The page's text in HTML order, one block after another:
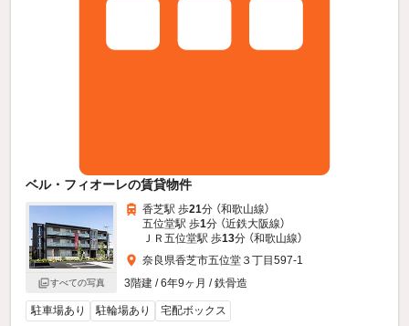
ベル・フィオーレの賃貸物件
すべての写真
香芝駅 歩21分 （和歌山線）
五位堂駅 歩1分 （近鉄大阪線）
ＪＲ五位堂駅 歩13分 （和歌山線）
奈良県香芝市五位堂３丁目597-1
3階建 / 6年9ヶ月 / 鉄骨造
駐車場あり 駐輪場あり 宅配ボックス